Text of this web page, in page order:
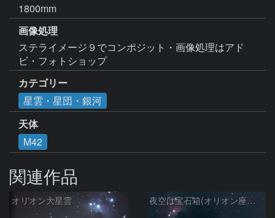
1800mm
画像処理
ステライメージ９でコンポジット・画像処理はアド
ビ・フォトショップ
カテゴリー
星雲・星団・銀河
天体
M42
関連作品
オリオン大星雲 夜空は宝石箱(オリオン座大星雲 M42) Seestar50